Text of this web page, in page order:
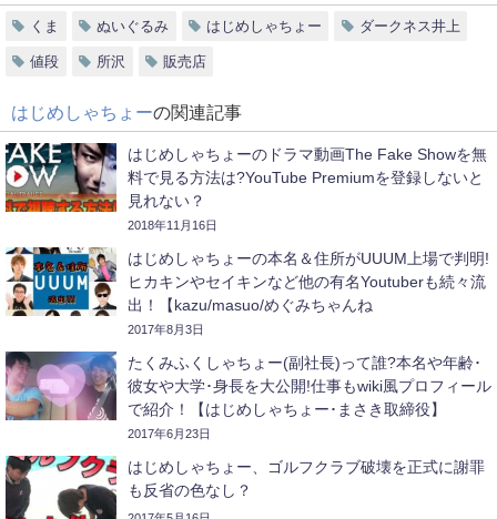
くま ぬいぐるみ はじめしゃちょー ダークネス井上
値段 所沢 販売店
はじめしゃちょーの関連記事
はじめしゃちょーのドラマ動画The Fake Showを無
料で見る方法は?YouTube Premiumを登録しないと
見れない？
2018年11月16日
はじめしゃちょーの本名＆住所がUUUM上場で判明!
ヒカキンやセイキンなど他の有名Youtuberも続々流
出！【kazu/masuo/めぐみちゃんね
る/ABTVnetwork/ジェットダイス
2017年8月3日
たくみふくしゃちょー(副社長)って誰?本名や年齢･
彼女や大学･身長を大公開!仕事もwiki風プロフィール
で紹介！【はじめしゃちょー･まさき取締役】
2017年6月23日
はじめしゃちょー、ゴルフクラブ破壊を正式に謝罪
も反省の色なし？